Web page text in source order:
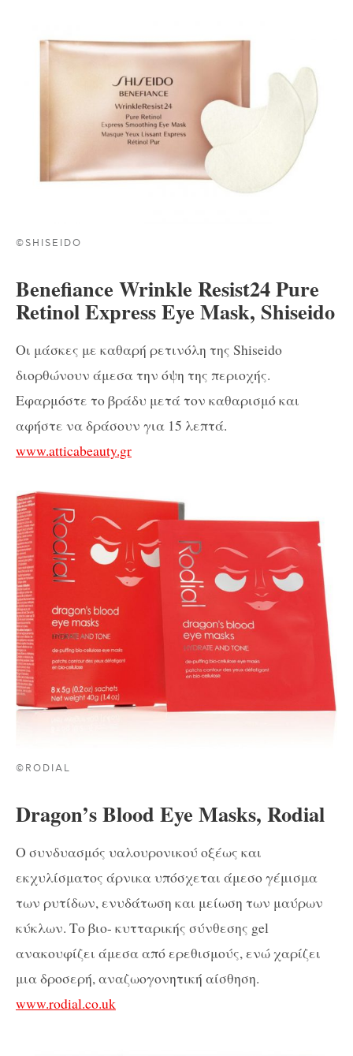
©SHISEIDO
Benefiance Wrinkle Resist24 Pure
Retinol Express Eye Mask, Shiseido
Οι μάσκες με καθαρή ρετινόλη της Shiseido
διορθώνουν άμεσα την όψη της περιοχής.
Εφαρμόστε το βράδυ μετά τον καθαρισμό και
αφήστε να δράσουν για 15 λεπτά.
www.atticabeauty.gr
©RODIAL
Dragon’s Blood Eye Masks, Rodial
Ο συνδυασμός υαλουρονικού οξέως και
εκχυλίσματος άρνικα υπόσχεται άμεσο γέμισμα
των ρυτίδων, ενυδάτωση και μείωση των μαύρων
κύκλων. Το βιο- κυτταρικής σύνθεσης gel
ανακουφίζει άμεσα από ερεθισμούς, ενώ χαρίζει
μια δροσερή, αναζωογονητική αίσθηση.
www.rodial.co.uk